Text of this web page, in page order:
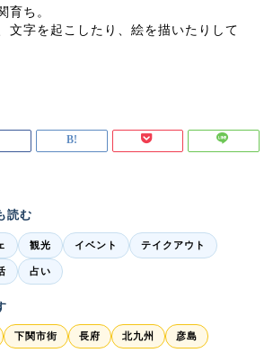
育ち。
文字を起こしたり、絵を描いたりして
読む
観光 イベント テイクアウト
占い
下関市街 長府 北九州 彦島